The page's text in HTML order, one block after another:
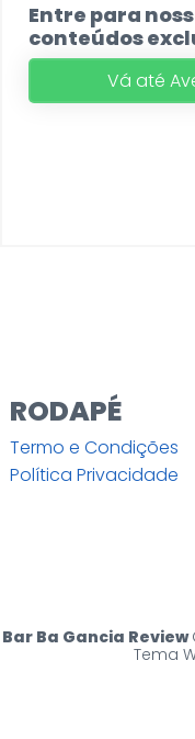
Entre para
conteúdos
Vá até
RODAPÉ
Termo e Condições
Política Privacidade
Bar Ba Gancia Review
Tema